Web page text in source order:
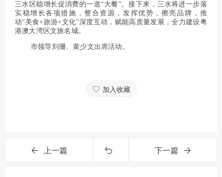
三水区稳增长促消费的一道“大餐”。接下来，三水将进一步落
实稳增长各项措施，整合资源，发挥优势，擦亮品牌，推
动“美食+旅游+文化”深度互动，赋能高质量发展，全力建设粤
港澳大湾区文旅名城。
市领导刘珊、黄少文出席活动。
加入收藏
上一篇 下一篇